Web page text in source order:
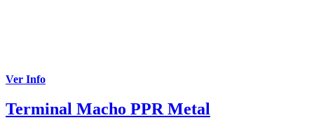
Ver Info
Terminal Macho PPR Metal